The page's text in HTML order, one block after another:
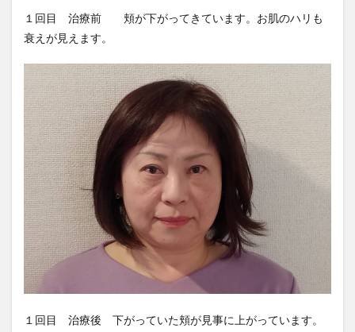
１回目 治療前 頬が下がってきています。お肌のハリも
衰えが見えます。
１回目 治療後 下がっていた頬が見事に上がっています。